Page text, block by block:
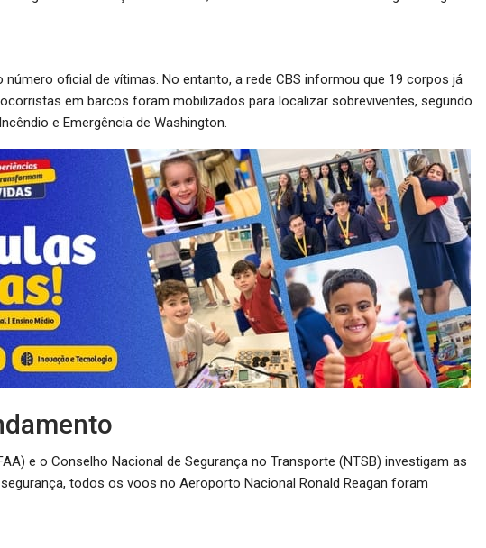
oficial de vítimas. No entanto, a rede CBS informou que 19 corpos já
em barcos foram mobilizados para localizar sobreviventes, segundo
e Emergência de Washington.
e o Conselho Nacional de Segurança no Transporte (NTSB) investigam as
todos os voos no Aeroporto Nacional Ronald Reagan foram